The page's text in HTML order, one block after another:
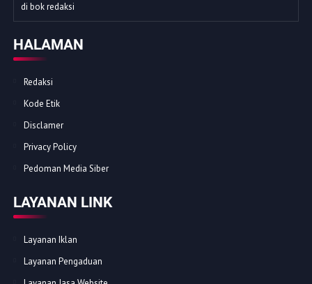
di bok redaksi
HALAMAN
Redaksi
Kode Etik
Disclamer
Privacy Policy
Pedoman Media Siber
LAYANAN LINK
Layanan Iklan
Layanan Pengaduan